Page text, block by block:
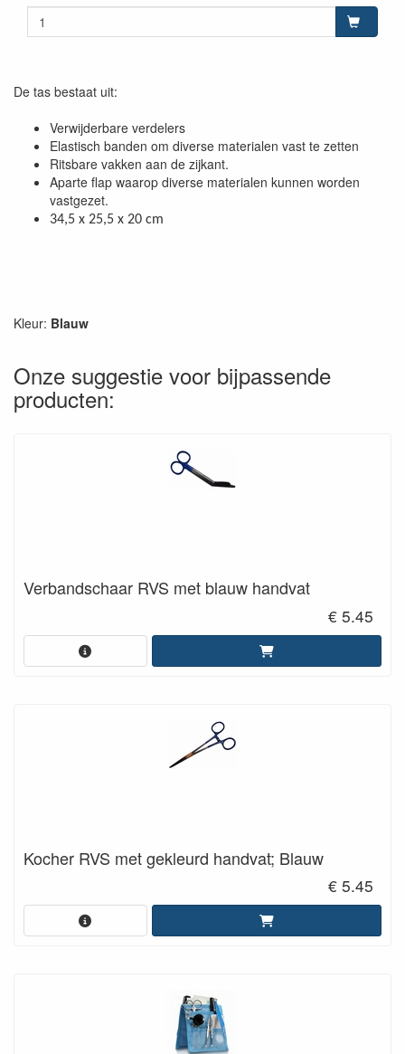
De tas bestaat uit:
Verwijderbare verdelers
Elastisch banden om diverse materialen vast te zetten
Ritsbare vakken aan de zijkant.
Aparte flap waarop diverse materialen kunnen worden
vastgezet.
34,5 x 25,5 x 20 cm
Kleur: Blauw
Onze suggestie voor bijpassende
producten:
Verbandschaar RVS met blauw handvat
€ 5.45
Kocher RVS met gekleurd handvat; Blauw
€ 5.45